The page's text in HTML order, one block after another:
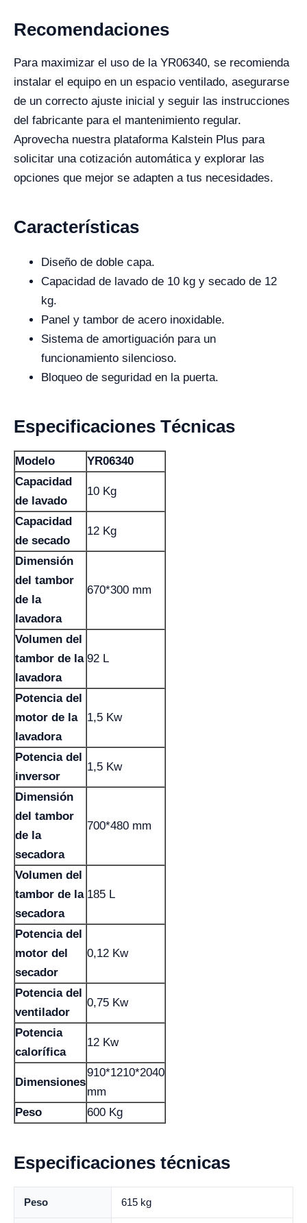
Recomendaciones
Para maximizar el uso de la YR06340, se recomienda
instalar el equipo en un espacio ventilado, asegurarse
de un correcto ajuste inicial y seguir las instrucciones
del fabricante para el mantenimiento regular.
Aprovecha nuestra plataforma Kalstein Plus para
solicitar una cotización automática y explorar las
opciones que mejor se adapten a tus necesidades.
Características
Diseño de doble capa.
Capacidad de lavado de 10 kg y secado de 12
kg.
Panel y tambor de acero inoxidable.
Sistema de amortiguación para un
funcionamiento silencioso.
Bloqueo de seguridad en la puerta.
Especificaciones Técnicas
Modelo
YR06340
Capacidad
de lavado
10 Kg
Capacidad
de secado
12 Kg
Dimensión
del tambor
de la
lavadora
670*300 mm
Volumen del
tambor de la
lavadora
92 L
Potencia del
motor de la
lavadora
1,5 Kw
Potencia del
inversor
1,5 Kw
Dimensión
del tambor
de la
secadora
700*480 mm
Volumen del
tambor de la
secadora
185 L
Potencia del
motor del
secador
0,12 Kw
Potencia del
ventilador
0,75 Kw
Potencia
calorífica
12 Kw
Dimensiones
910*1210*2040
mm
Peso
600 Kg
Especificaciones técnicas
Peso 615 kg